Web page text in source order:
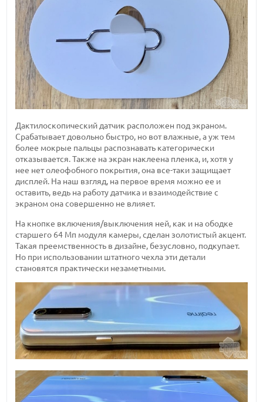
Дактилоскопический датчик расположен под экраном.
Срабатывает довольно быстро, но вот влажные, а уж тем
более мокрые пальцы распознавать категорически
отказывается. Также на экран наклеена пленка, и, хотя у
нее нет олеофобного покрытия, она все-таки защищает
дисплей. На наш взгляд, на первое время можно ее и
оставить, ведь на работу датчика и взаимодействие с
экраном она совершенно не влияет.
На кнопке включения/выключения ней, как и на ободке
старшего 64 Мп модуля камеры, сделан золотистый акцент.
Такая преемственность в дизайне, безусловно, подкупает.
Но при использовании штатного чехла эти детали
становятся практически незаметными.